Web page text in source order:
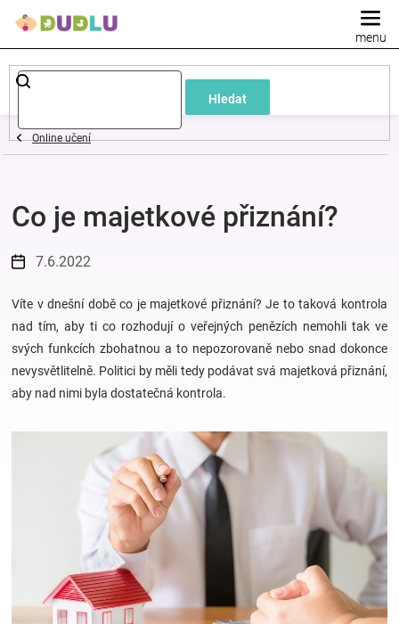
Hledat
Dětské
a
oblečení
Pokojíček
a
kojenecká
výbava
Online učení
Co je majetkové přiznání?
7.6.2022
Víte v dnešní době co je majetkové přiznání? Je to taková kontrola
nad tím, aby ti co rozhodují o veřejných penězích nemohli tak ve
svých funkcích zbohatnou a to nepozorovaně nebo snad dokonce
nevysvětlitelně. Politici by měli tedy podávat svá majetková přiznání,
aby nad nimi byla dostatečná kontrola.